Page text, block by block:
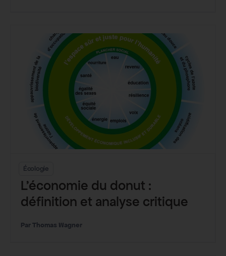
Écologie
L’économie du donut :
définition et analyse critique
Thomas Wagner